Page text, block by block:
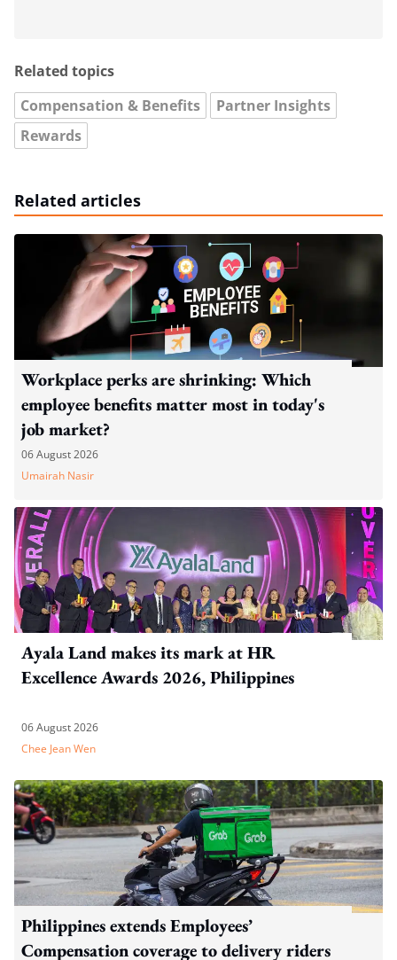
Related topics
Compensation & Benefits
Partner Insights
Rewards
Related articles
Workplace perks are shrinking: Which
employee benefits matter most in today's
job market?
06 August 2026
Umairah Nasir
Ayala Land makes its mark at HR
Excellence Awards 2026, Philippines
06 August 2026
Chee Jean Wen
Philippines extends Employees’
Compensation coverage to delivery riders